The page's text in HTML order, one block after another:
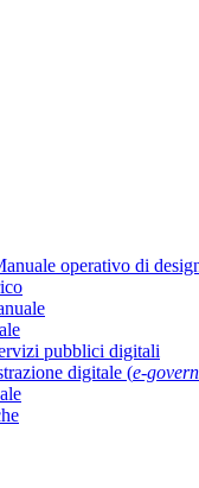
operativo di
pubblici digitali
digitale (e-